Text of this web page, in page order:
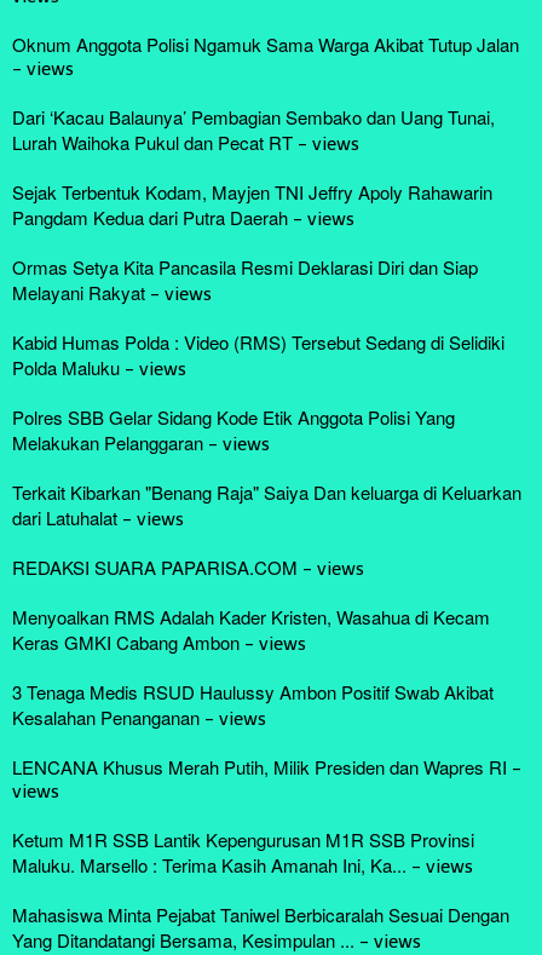
Oknum Anggota Polisi Ngamuk Sama Warga Akibat Tutup Jalan
- views
Dari ‘Kacau Balaunya’ Pembagian Sembako dan Uang Tunai,
Lurah Waihoka Pukul dan Pecat RT - views
Sejak Terbentuk Kodam, Mayjen TNI Jeffry Apoly Rahawarin
Pangdam Kedua dari Putra Daerah - views
Ormas Setya Kita Pancasila Resmi Deklarasi Diri dan Siap
Melayani Rakyat - views
Kabid Humas Polda : Video (RMS) Tersebut Sedang di Selidiki
Polda Maluku - views
Polres SBB Gelar Sidang Kode Etik Anggota Polisi Yang
Melakukan Pelanggaran - views
Terkait Kibarkan "Benang Raja" Saiya Dan keluarga di Keluarkan
dari Latuhalat - views
REDAKSI SUARA PAPARISA.COM - views
Menyoalkan RMS Adalah Kader Kristen, Wasahua di Kecam
Keras GMKI Cabang Ambon - views
3 Tenaga Medis RSUD Haulussy Ambon Positif Swab Akibat
Kesalahan Penanganan - views
LENCANA Khusus Merah Putih, Milik Presiden dan Wapres RI -
views
Ketum M1R SSB Lantik Kepengurusan M1R SSB Provinsi
Maluku. Marsello : Terima Kasih Amanah Ini, Ka... - views
Mahasiswa Minta Pejabat Taniwel Berbicaralah Sesuai Dengan
Yang Ditandatangi Bersama, Kesimpulan ... - views